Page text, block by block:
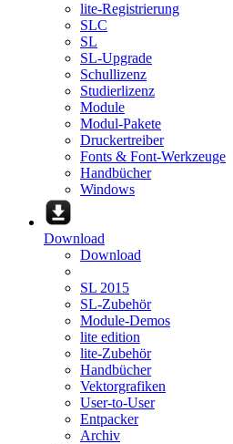
lite-Registrierung
SLC
SL
SL-Upgrade
Schullizenz
Studierlizenz
Module
Modul-Pakete
Druckertreiber
Fonts & Font-Werkzeuge
Handbücher
Windows
Download
Download
SL 2015
SL-Zubehör
Module-Demos
lite edition
lite-Zubehör
Handbücher
Vektorgrafiken
User-to-User
Entpacker
Archiv